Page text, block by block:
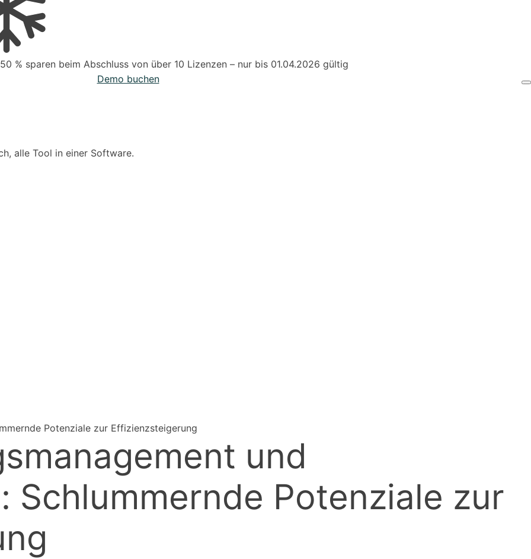
% sparen beim Abschluss von über 10 Lizenzen – nur bis 01.04.2026 gültig
Demo buchen
alle Tool in einer Software.
Potenziale zur Effizienzsteigerung
und
Schlummernde Potenziale zur